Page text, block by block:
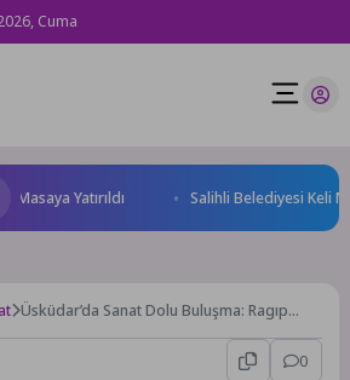
Cuma
Yatırıldı Salihli Belediyesi Keli
Üsküdar’da Sanat Dolu Buluşma: Ragıp
Dönüşen Yaşamın Aynası” Söyleşisinde Bir
0